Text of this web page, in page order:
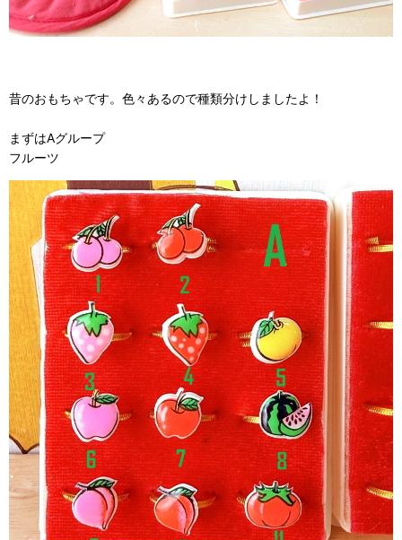
昔のおもちゃです。色々あるので種類分けしましたよ！
まずはAグループ
フルーツ